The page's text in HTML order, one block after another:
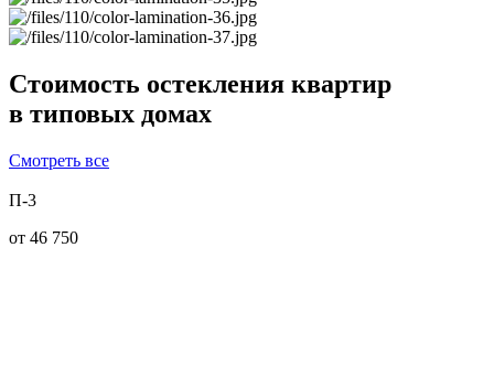
Стоимость остекления квартир
в типовых домах
Смотреть все
П-3
от 46 750